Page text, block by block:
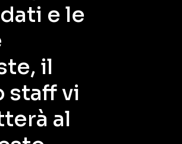
e le
il
staff vi
al